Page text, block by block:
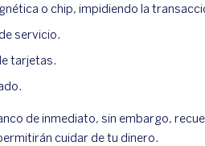
o chip, impidiendo la
servicio.
tarjetas.
de inmediato, sin embargo,
cuidar de tu dinero.